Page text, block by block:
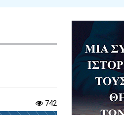
742